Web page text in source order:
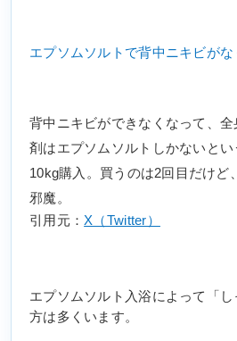
エプソムソルトで背中ニキビがな
背中ニキビができなくなって、
剤はエプソムソルトしかないとい
10kg購入。買うのは2回目だけど
邪魔。
引用元： X（Twitter）
エプソムソルト入浴によって「
方は多くいます。